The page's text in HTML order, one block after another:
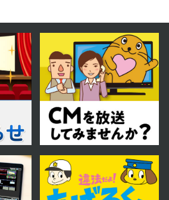
2025年12月13日 放送
12月13日【年末年始にオススメ！
お値打ちグル巡り】
2025年12月06日 放送
12月6日【コスパ最高！バイキング
＆食べ放題】